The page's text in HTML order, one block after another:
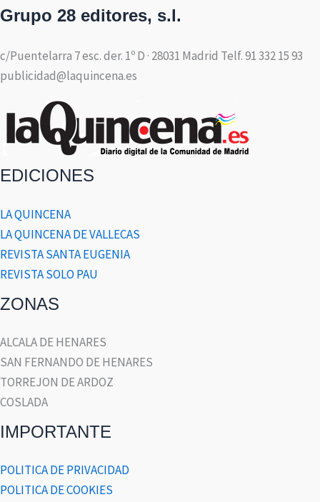
Grupo 28 editores, s.l.
c/Puentelarra 7 esc. der. 1º D · 28031 Madrid Telf. 91 332 15 93
publicidad@laquincena.es
EDICIONES
LA QUINCENA
LA QUINCENA DE VALLECAS
REVISTA SANTA EUGENIA
REVISTA SOLO PAU
ZONAS
ALCALA DE HENARES
SAN FERNANDO DE HENARES
TORREJON DE ARDOZ
COSLADA
IMPORTANTE
POLITICA DE PRIVACIDAD
POLITICA DE COOKIES